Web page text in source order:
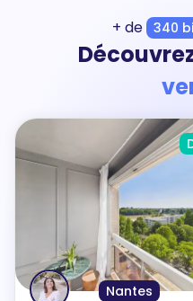
+ de 340
Nantes